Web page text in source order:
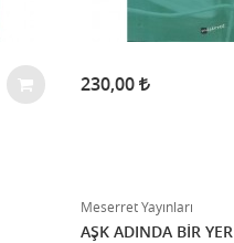
230,00
Meserret Yayınları
AŞK ADINDA BİR YER